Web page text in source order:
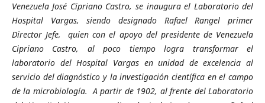
Venezuela José Cipriano Castro, se inaugura el Laboratorio del
Hospital Vargas, siendo designado Rafael Rangel primer
Director Jefe, quien con el apoyo del presidente de Venezuela
Cipriano Castro, al poco tiempo logra transformar el
laboratorio del Hospital Vargas en unidad de excelencia al
servicio del diagnóstico y la investigación científica en el campo
de la microbiología. A partir de 1902, al frente del Laboratorio